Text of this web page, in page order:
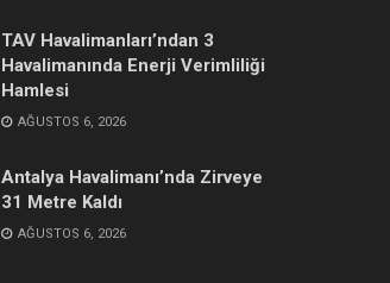
TAV Havalimanları’ndan 3
Havalimanında Enerji Verimliliği
Hamlesi
AĞUSTOS 6, 2026
Antalya Havalimanı’nda Zirveye
31 Metre Kaldı
AĞUSTOS 6, 2026